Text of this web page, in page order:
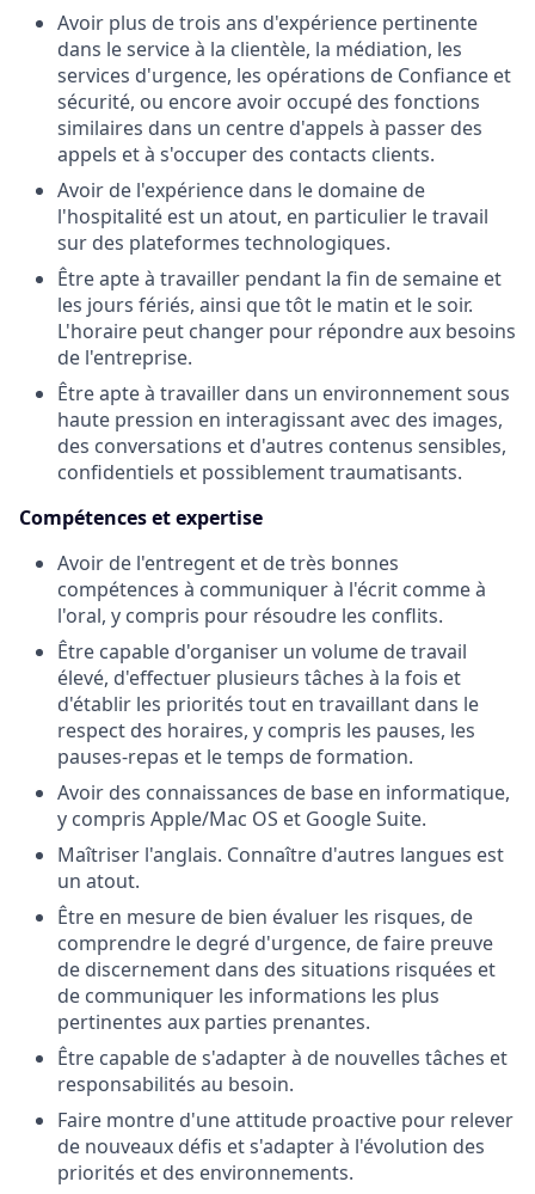
Avoir plus de trois ans d'expérience pertinente
dans le service à la clientèle, la médiation, les
services d'urgence, les opérations de Confiance et
sécurité, ou encore avoir occupé des fonctions
similaires dans un centre d'appels à passer des
appels et à s'occuper des contacts clients.
Avoir de l'expérience dans le domaine de
l'hospitalité est un atout, en particulier le travail
sur des plateformes technologiques.
Être apte à travailler pendant la fin de semaine et
les jours fériés, ainsi que tôt le matin et le soir.
L'horaire peut changer pour répondre aux besoins
de l'entreprise.
Être apte à travailler dans un environnement sous
haute pression en interagissant avec des images,
des conversations et d'autres contenus sensibles,
confidentiels et possiblement traumatisants.
Compétences et expertise
Avoir de l'entregent et de très bonnes
compétences à communiquer à l'écrit comme à
l'oral, y compris pour résoudre les conflits.
Être capable d'organiser un volume de travail
élevé, d'effectuer plusieurs tâches à la fois et
d'établir les priorités tout en travaillant dans le
respect des horaires, y compris les pauses, les
pauses-repas et le temps de formation.
Avoir des connaissances de base en informatique,
y compris Apple/Mac OS et Google Suite.
Maîtriser l'anglais. Connaître d'autres langues est
un atout.
Être en mesure de bien évaluer les risques, de
comprendre le degré d'urgence, de faire preuve
de discernement dans des situations risquées et
de communiquer les informations les plus
pertinentes aux parties prenantes.
Être capable de s'adapter à de nouvelles tâches et
responsabilités au besoin.
Faire montre d'une attitude proactive pour relever
de nouveaux défis et s'adapter à l'évolution des
priorités et des environnements.